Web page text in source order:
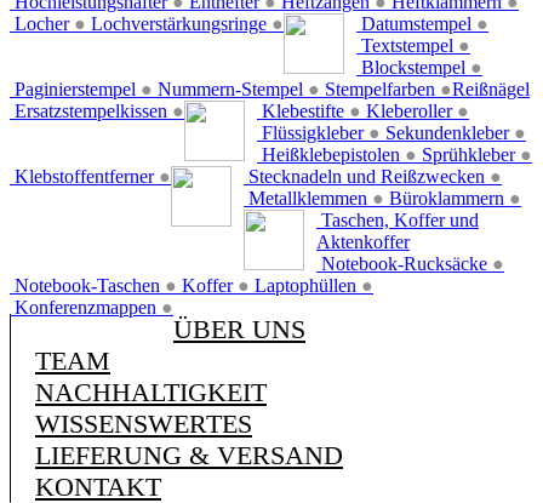
Locher ● Lochverstärkungsringe ● Datumstempel ●
Textstempel ●
Blockstempel ●
Paginierstempel ● Nummern-Stempel ● Stempelfarben ●
Ersatzstempelkissen ● Klebestifte ● Kleberoller ●
Flüssigkleber ● Sekundenkleber ●
Heißklebepistolen ● Sprühkleber ●
Klebstoffentferner ●
Reißnägel
Stecknadeln und Reißzwecken ●
Metallklemmen ● Büroklammern ●
Taschen, Koffer und
Aktenkoffer
Notebook-Rucksäcke ●
Notebook-Taschen ● Koffer ● Laptophüllen ●
Konferenzmappen ●
ÜBER UNS
TEAM
NACHHALTIGKEIT
WISSENSWERTES
LIEFERUNG & VERSAND
KONTAKT